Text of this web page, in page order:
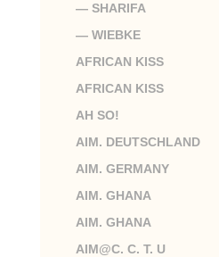
— SHARIFA
— WIEBKE
AFRICAN KISS
AFRICAN KISS
AH SO!
AIM. DEUTSCHLAND
AIM. GERMANY
AIM. GHANA
AIM. GHANA
AIM@C. C. T. U